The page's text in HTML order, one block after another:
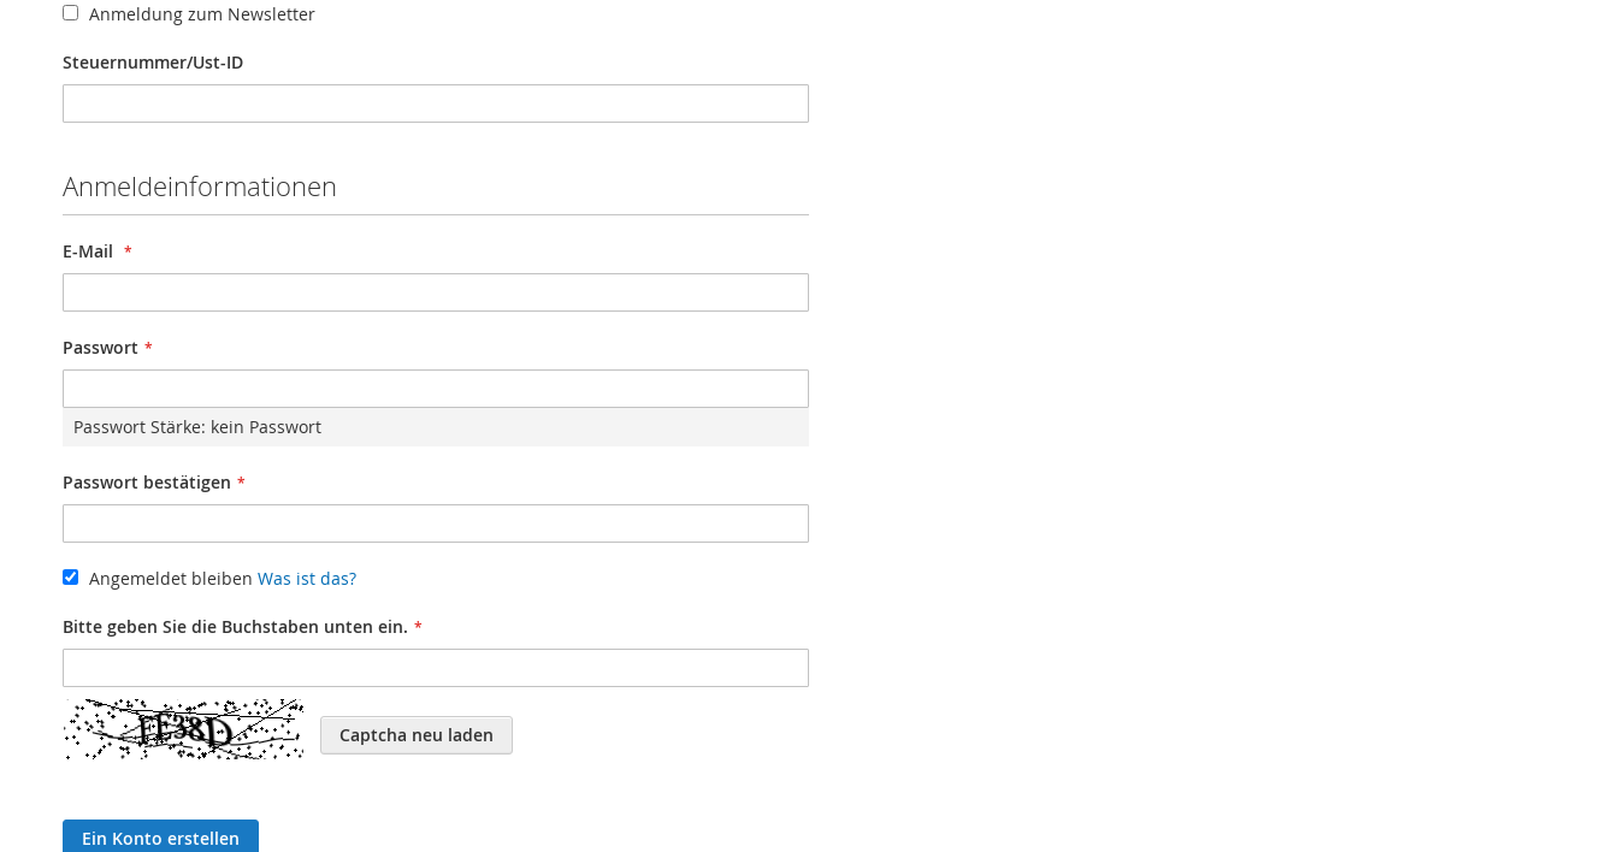
Anmeldung zum Newsletter
Steuernummer/Ust-ID
Anmeldeinformationen
E-Mail
Passwort
Passwort Stärke: kein Passwort
Passwort bestätigen
Angemeldet bleiben Was ist das?
Bitte geben Sie die Buchstaben unten ein.
Captcha neu laden
Ein Konto erstellen